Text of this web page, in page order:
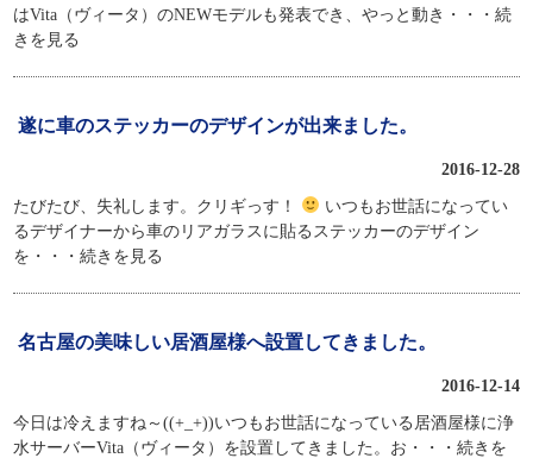
はVita（ヴィータ）のNEWモデルも発表でき、やっと動き ・・・続
きを見る
遂に車のステッカーのデザインが出来ました。
2016-12-28
たびたび、失礼します。クリギっす！
いつもお世話になってい
るデザイナーから車のリアガラスに貼るステッカーのデザイン
を ・・・続きを見る
名古屋の美味しい居酒屋様へ設置してきました。
2016-12-14
今日は冷えますね～((+_+))いつもお世話になっている居酒屋様に浄
水サーバーVita（ヴィータ）を設置してきました。お ・・・続きを